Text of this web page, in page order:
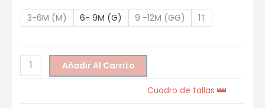
3-6M (M) 6- 9M (G) 9 -12M (GG) 1T
Añadir Al Carrito
Cuadro de tallas